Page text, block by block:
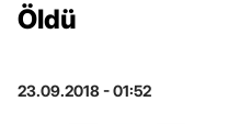
Öldü
23.09.2018 - 01:52